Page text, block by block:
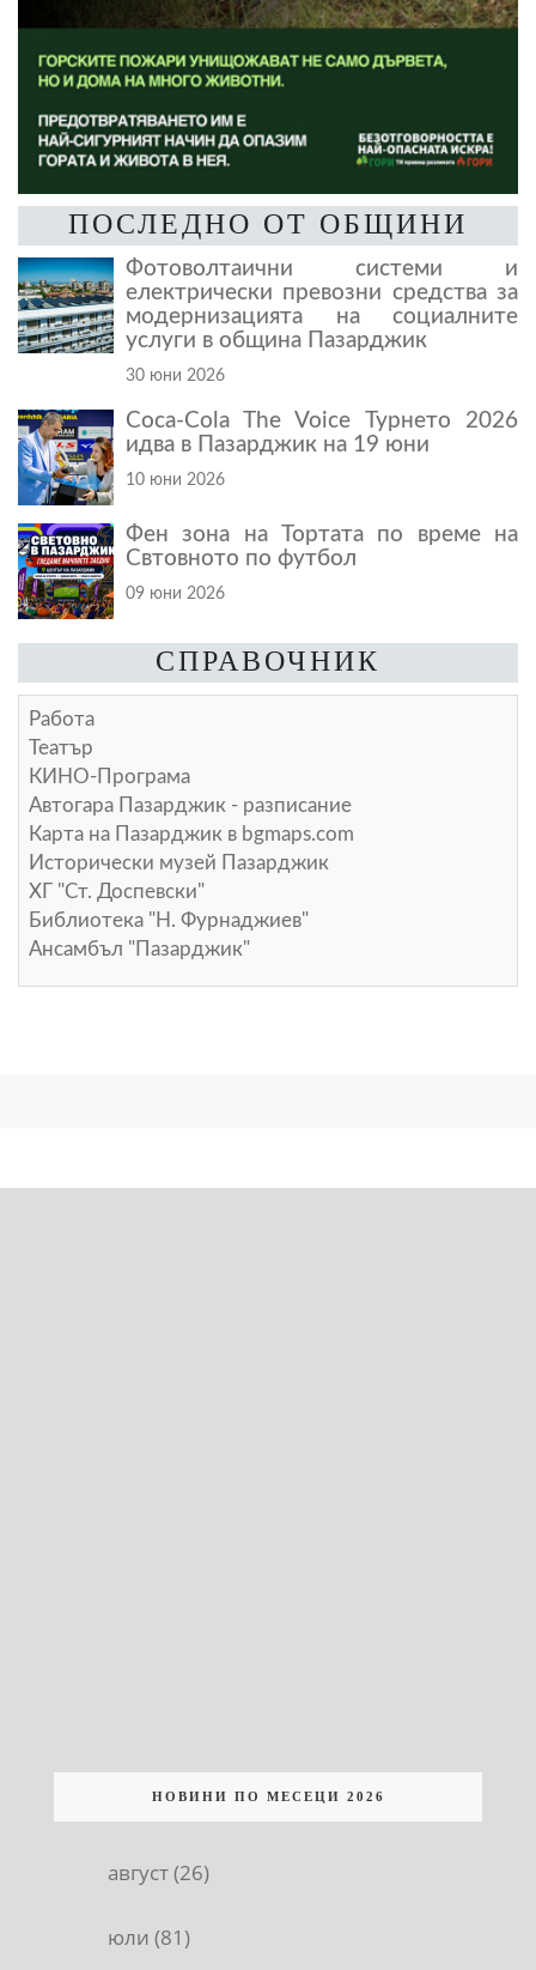
ПОСЛЕДНО ОТ ОБЩИНИ
Фотоволтаични системи и
електрически превозни средства за
модернизацията на социалните
услуги в община Пазарджик
30 юни 2026
Coca-Cola The Voice Турнето 2026
идва в Пазарджик на 19 юни
10 юни 2026
Фен зона на Тортата по време на
Свтовното по футбол
09 юни 2026
СПРАВОЧНИК
Работа
Театър
КИНО-Програма
Автогара Пазарджик - разписание
Карта на Пазарджик в bgmaps.com
Исторически музей Пазарджик
ХГ "Ст. Доспевски"
Библиотека "Н. Фурнаджиев"
Ансамбъл "Пазарджик"
НОВИНИ ПО МЕСЕЦИ 2026
август (26)
юли (81)